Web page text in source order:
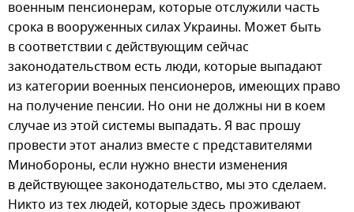
военным пенсионерам, которые отслужили часть
срока в вооруженных силах Украины. Может быть
в соответствии с действующим сейчас
законодательством есть люди, которые выпадают
из категории военных пенсионеров, имеющих право
на получение пенсии. Но они не должны ни в коем
случае из этой системы выпадать. Я вас прошу
провести этот анализ вместе с представителями
Минобороны, если нужно внести изменения
в действующее законодательство, мы это сделаем.
Никто из тех людей, которые здесь проживают